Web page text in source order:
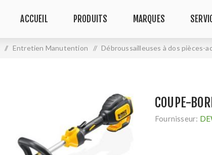
ACCUEIL PRODUITS MARQUES
/ Entretien Manutention / Débroussailleuses à dos pièces-
COUPE-
Fournisseur: